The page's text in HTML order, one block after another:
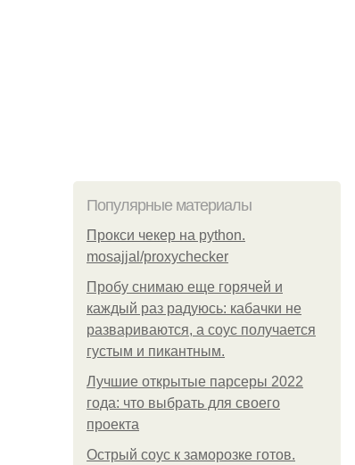
Популярные материалы
Прокси чекер на python.
mosajjal/proxychecker
Пробу снимаю еще горячей и
каждый раз радуюсь: кабачки не
развариваются, а соус получается
густым и пикантным.
Лучшие открытые парсеры 2022
года: что выбрать для своего
проекта
Острый соус к заморозке готов.